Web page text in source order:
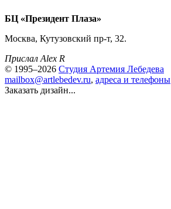
БЦ «Президент Плаза»
Москва, Кутузовский пр-т, 32.
Прислал Alex R
© 1995–2026 Студия Артемия Лебедева
mailbox@artlebedev.ru, адреса и телефоны
Заказать дизайн...